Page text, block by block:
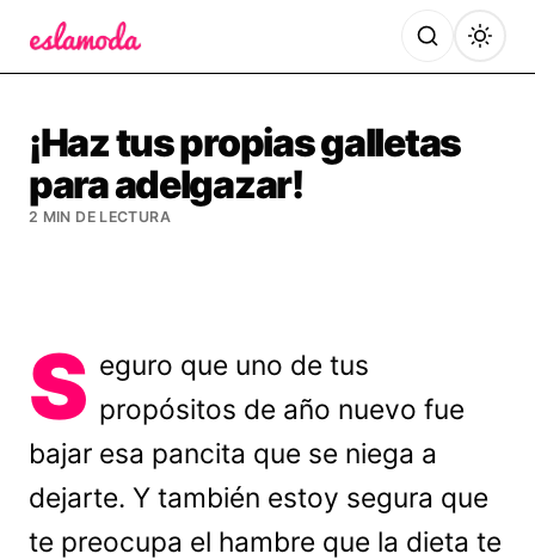
¡Haz tus propias galletas
para adelgazar!
2 MIN DE LECTURA
S eguro que uno de tus
propósitos de año nuevo fue
bajar esa pancita que se niega a
dejarte. Y también estoy segura que
te preocupa el hambre que la dieta te